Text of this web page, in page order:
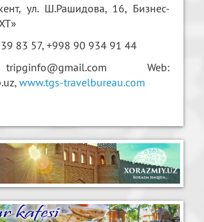
ул. Ш.Рашидова, 16, Бизнес-
83 57, +998 90 934 91 44
Web:
www.tgs-travelbureau.com